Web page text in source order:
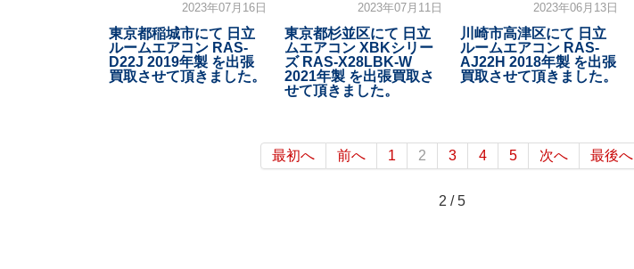
2023年07月16日
東京都稲城市にて 日立
ルームエアコン RAS-
D22J 2019年製 を出張
買取させて頂きました。
2023年07月11日
東京都杉並区にて 日立
ムエアコン XBKシリー
ズ RAS-X28LBK-W
2021年製 を出張買取さ
せて頂きました。
2023年06月13日
川崎市高津区にて 日立
ルームエアコン RAS-
AJ22H 2018年製 を出張
買取させて頂きました。
最初へ 前へ 1 2 3 4 5 次へ 最後へ
2 / 5